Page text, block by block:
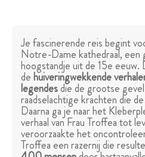
Je fascinerende reis begint
Notre-Dame kathedraal, een
hoogstandje uit de 15e
dehuiveringwekkende
legendesdie de grootse
raadselachtige krachten die
Daarna ga je naar het
verhaal van Frau Troffea tot
veroorzaakte het
Troffea een razernij die